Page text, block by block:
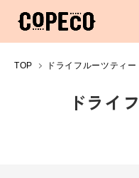
TOP ドライフルーツティー
ドライ